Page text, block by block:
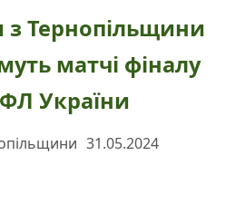
з Тернопільщини
матчі фіналу
України
31.05.2024